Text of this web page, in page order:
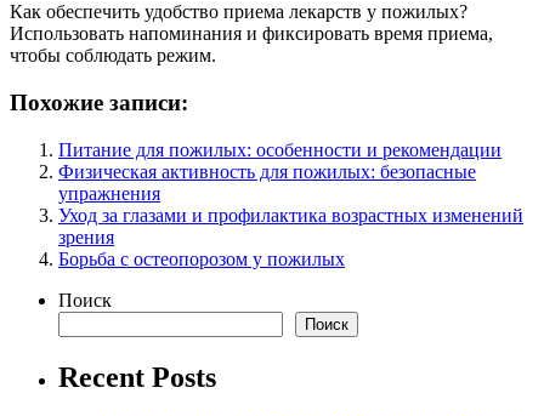
Как обеспечить удобство приема лекарств у пожилых?
Использовать напоминания и фиксировать время приема,
чтобы соблюдать режим.
Похожие записи:
Питание для пожилых: особенности и рекомендации
Физическая активность для пожилых: безопасные
упражнения
Уход за глазами и профилактика возрастных изменений
зрения
Борьба с остеопорозом у пожилых
Поиск
Поиск
Recent Posts